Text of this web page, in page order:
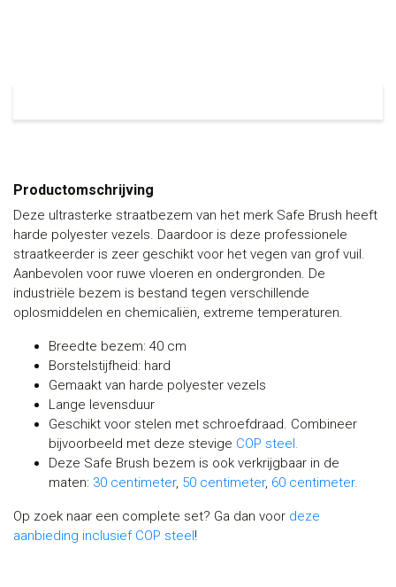
Productomschrijving
Deze ultrasterke straatbezem van het merk Safe Brush heeft
harde polyester vezels. Daardoor is deze professionele
straatkeerder is zeer geschikt voor het vegen van grof vuil.
Aanbevolen voor ruwe vloeren en ondergronden. De
industriële bezem is bestand tegen verschillende
oplosmiddelen en chemicaliën, extreme temperaturen.
Breedte bezem: 40 cm
Borstelstijfheid: hard
Gemaakt van harde polyester vezels
Lange levensduur
Geschikt voor stelen met schroefdraad. Combineer
bijvoorbeeld met deze stevige COP steel.
Deze Safe Brush bezem is ook verkrijgbaar in de
maten: 30 centimeter, 50 centimeter, 60 centimeter.
Op zoek naar een complete set? Ga dan voor deze
aanbieding inclusief COP steel!